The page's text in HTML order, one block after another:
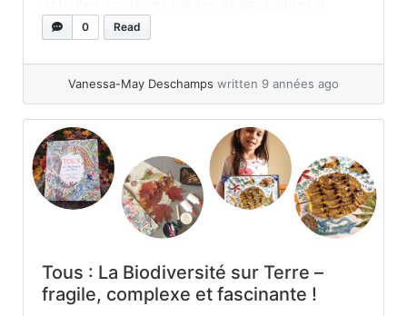
réaliser avec les petits. (L’an dernier nous
bricoler... »read more
0 Read
Vanessa-May Deschamps written 9 années ago
Tous : La Biodiversité sur Terre –
fragile, complexe et fascinante !